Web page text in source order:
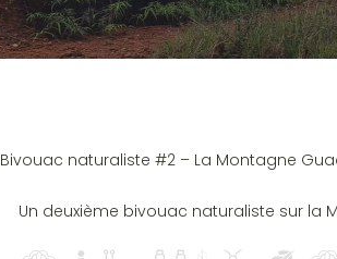
Bivouac naturaliste #2 – La Montagne
Un deuxième bivouac naturaliste sur la